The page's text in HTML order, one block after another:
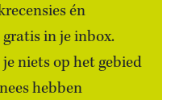
én
in je inbox.
niets op het gebied
hebben